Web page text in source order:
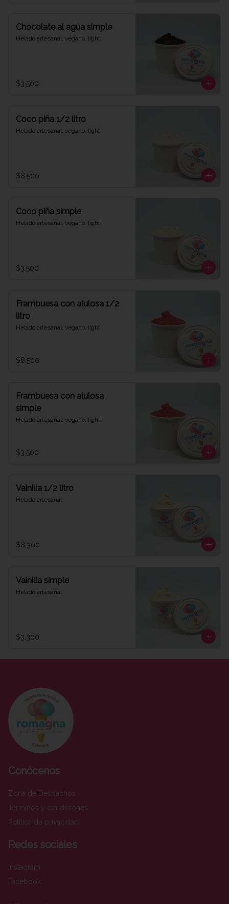
Chocolate al agua simple
Helado artesanal, vegano, light
$3.500
Coco piña 1/2 litro
Helado artesanal, vegano, light
$8.500
Coco piña simple
Helado artesanal, vegano, light
$3.500
Frambuesa con alulosa 1/2
litro
Helado artesanal, vegano, light
$8.500
Frambuesa con alulosa
simple
Helado artesanal, vegano, light
$3.500
Vainilla 1/2 litro
Helado artesanal
$8.300
Vainilla simple
Helado artesanal
$3.300
Conócenos
Zona de Despachos
Términos y condiciones
Política de privacidad
Redes sociales
Instagram
Facebook